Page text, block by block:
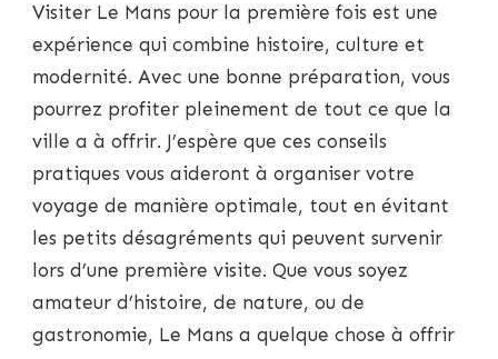
Visiter Le Mans pour la première fois est une
expérience qui combine histoire, culture et
modernité. Avec une bonne préparation, vous
pourrez profiter pleinement de tout ce que la
ville a à offrir. J’espère que ces conseils
pratiques vous aideront à organiser votre
voyage de manière optimale, tout en évitant
les petits désagréments qui peuvent survenir
lors d’une première visite. Que vous soyez
amateur d’histoire, de nature, ou de
gastronomie, Le Mans a quelque chose à offrir